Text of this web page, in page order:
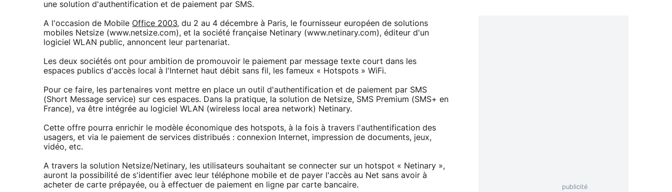
une solution d'authentification et de paiement par SMS.
A l'occasion de Mobile Office 2003, du 2 au 4 décembre à Paris, le fournisseur européen de solutions
mobiles Netsize (www.netsize.com), et la société française Netinary (www.netinary.com), éditeur d'un
logiciel WLAN public, annoncent leur partenariat.
Les deux sociétés ont pour ambition de promouvoir le paiement par message texte court dans les
espaces publics d'accès local à l'Internet haut débit sans fil, les fameux « Hotspots » WiFi.
Pour ce faire, les partenaires vont mettre en place un outil d'authentification et de paiement par SMS
(Short Message service) sur ces espaces. Dans la pratique, la solution de Netsize, SMS Premium (SMS+ en
France), va être intégrée au logiciel WLAN (wireless local area network) Netinary.
Cette offre pourra enrichir le modèle économique des hotspots, à la fois à travers l'authentification des
usagers, et via le paiement de services distribués : connexion Internet, impression de documents, jeux,
vidéo, etc.
A travers la solution Netsize/Netinary, les utilisateurs souhaitant se connecter sur un hotspot « Netinary »,
auront la possibilité de s'identifier avec leur téléphone mobile et de payer l'accès au Net sans avoir à
acheter de carte prépayée, ou à effectuer de paiement en ligne par carte bancaire.